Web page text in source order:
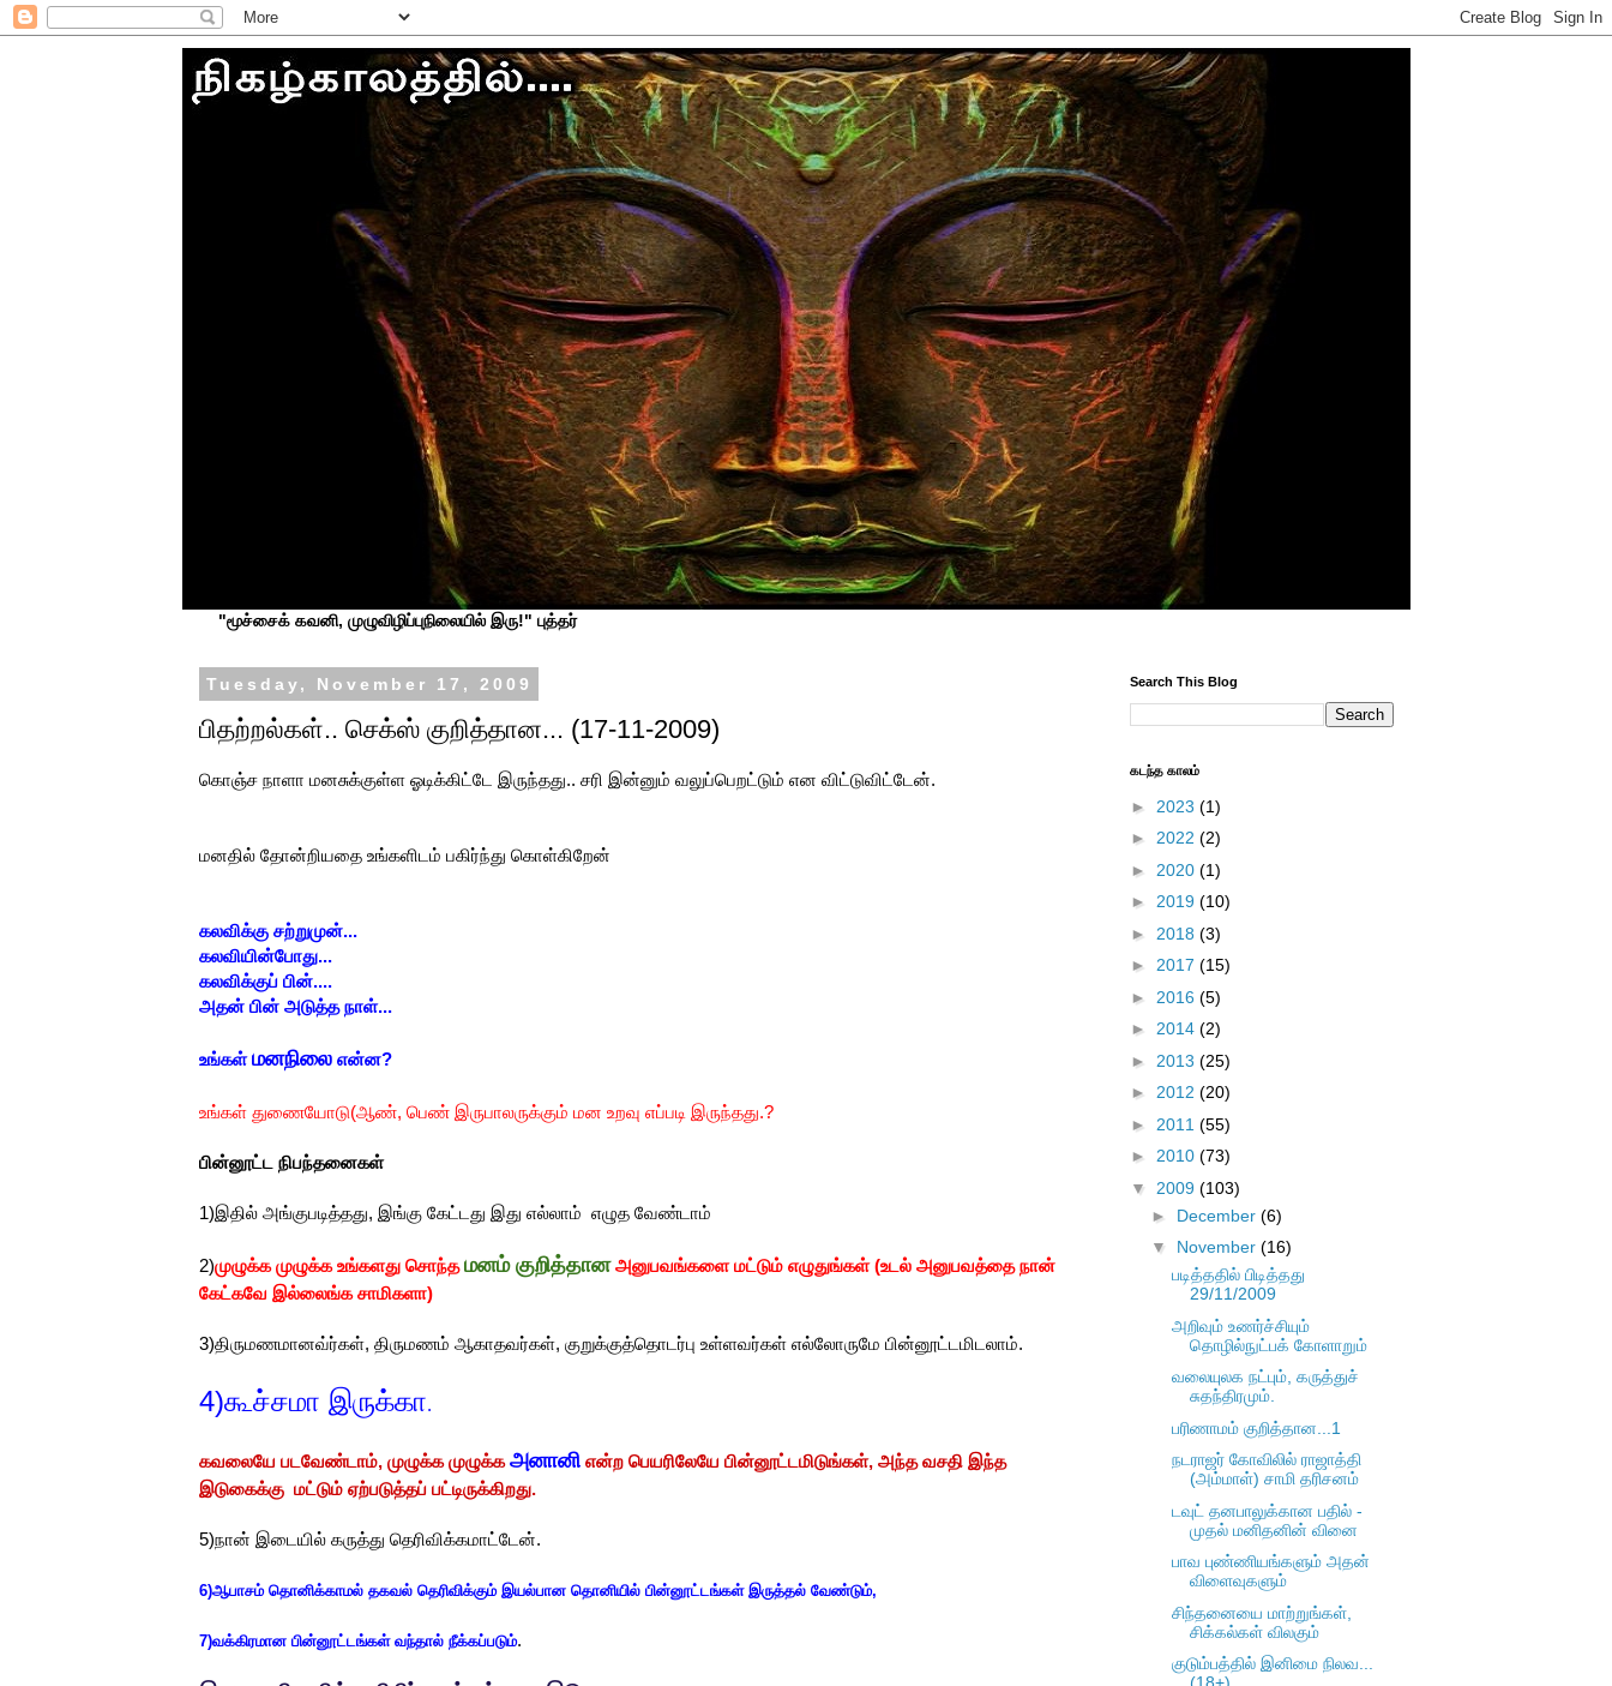
"மூச்சைக் கவனி, முழுவிழிப்புநிலையில் இரு!" புத்தர்
Tuesday, November 17, 2009
பிதற்றல்கள்.. செக்ஸ் குறித்தான... (17-11-2009)
கொஞ்ச நாளா மனசுக்குள்ள ஓடிக்கிட்டே இருந்தது.. சரி இன்னும் வலுப்பெறட்டும் என விட்டுவிட்டேன்.
மனதில் தோன்றியதை உங்களிடம் பகிர்ந்து கொள்கிறேன்
கலவிக்கு சற்றுமுன்...
கலவியின்போது...
கலவிக்குப் பின்....
அதன் பின் அடுத்த நாள்...
உங்கள்மனநிலை என்ன?
உங்கள் துணையோடு(ஆண், பெண் இருபாலருக்கும் மன உறவு எப்படி இருந்தது.?
பின்னூட்ட நிபந்தனைகள்
1)இதில் அங்குபடித்தது, இங்கு கேட்டது இது எல்லாம் எழுத வேண்டாம்
2)முழுக்க முழுக்க உங்களது சொந்தமனம் குறித்தானஅனுபவங்களை மட்டும் எழுதுங்கள் (உடல் அனுபவத்தை நான்
கேட்கவே இல்லைங்க சாமிகளா)
3)திருமணமானவ்ர்கள், திருமணம் ஆகாதவர்கள், குறுக்குத்தொடர்பு உள்ளவர்கள் எல்லோருமே பின்னூட்டமிடலாம்.
4)கூச்சமா இருக்கா.
கவலையே படவேண்டாம், முழுக்க முழுக்கஅனானி என்ற பெயரிலேயே பின்னூட்டமிடுங்கள், அந்த வசதி இந்த
இடுகைக்கு மட்டும் ஏற்படுத்தப் பட்டிருக்கிறது.
5)நான் இடையில் கருத்து தெரிவிக்கமாட்டேன்.
6)ஆபாசம் தொனிக்காமல் தகவல் தெரிவிக்கும் இயல்பான தொனியில் பின்னூட்டங்கள் இருத்தல் வேண்டும்,
7)வக்கிரமான பின்னூட்டங்கள் வந்தால் நீக்கப்படும்.
Search This Blog
கடந்த காலம்
► 2023 (1)
► 2022 (2)
► 2020 (1)
► 2019 (10)
► 2018 (3)
► 2017 (15)
► 2016 (5)
► 2014 (2)
► 2013 (25)
► 2012 (20)
► 2011 (55)
► 2010 (73)
▼ 2009 (103)
► December (6)
▼ November (16)
படித்ததில் பிடித்தது
29/11/2009
அறிவும் உணர்ச்சியும்
தொழில்நுட்பக் கோளாறும்
வலையுலக நட்பும், கருத்துச்
சுதந்திரமும்.
பரிணாமம் குறித்தான...1
நடராஜர் கோவிலில் ராஜாத்தி
(அம்மாள்) சாமி தரிசனம்
டவுட் தனபாலுக்கான பதில் -
முதல் மனிதனின் வினை
பாவ புண்ணியங்களும் அதன்
விளைவுகளும்
சிந்தனையை மாற்றுங்கள்,
சிக்கல்கள் விலகும்
குடும்பத்தில் இனிமை நிலவ...